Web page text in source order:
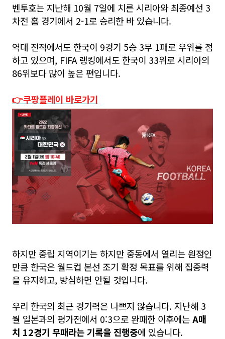
벤투호는 지난해 10월 7일에 치른 시리아와 최종예선 3
차전 홈 경기에서 2-1로 승리한 바 있습니다.
역대 전적에서도 한국이 9경기 5승 3무 1패로 우위를 점
하고 있으며, FIFA 랭킹에서도 한국이 33위로 시리아의
86위보다 많이 높은 편입니다.
👉쿠팡플레이 바로가기
하지만 중립 지역이기는 하지만 중동에서 열리는 원정인
만큼 한국은 월드컵 본선 조기 확정 목표를 위해 집중력
을 유지하고, 방심하면 안될 것입니다.
우리 한국의 최근 경기력은 나쁘지 않습니다. 지난해 3
월 일본과의 평가전에서 0:3으로 완패한 이후에는A매
치 12경기 무패라는 기록을 진행중에 있습니다.